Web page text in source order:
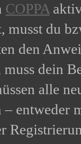
COPPA
musst du
den
muss dein
alle
entweder